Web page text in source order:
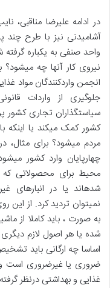
در ادامه علیرضا مناقبی،
آشامیدنی نیز با طرح
واحد صنفی به یکباره
نیروی کار آنها چه میشود؟
انجمن واردکنندگان مواد
جلوگیری از واردات
سیاستگذاران تجاری کشور
کشور کمک میکند یا اینکه
مردم میشود؟ برای مثال،
چهارپایان وارد کشور
محیط برای محصولاتی که
شدهاند یا در انبارهای
نمیتوان تردید کرد. از
به صورت ، باید کاملا از
شده یا هر اصول لازم
اساسا چه ارگانی باید
ضروری یا غیرضروری است
غذایی و بهداشتی درنظر